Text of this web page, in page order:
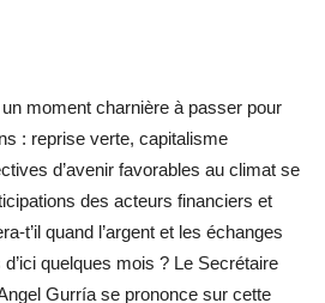
moment charnière à passer pour
: reprise verte, capitalisme
d’avenir favorables au climat se
des acteurs financiers et
t’il quand l’argent et les échanges
quelques mois ? Le Secrétaire
Gurría se prononce sur cette